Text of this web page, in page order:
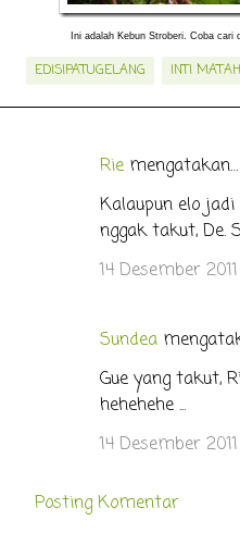
Ini adalah Kebun Stroberi. Coba
EDISIPATUGELANG INTI
Rie mengatakan…
Kalaupun elo
nggak takut, De.
14 Desember
Sundea
Gue yang takut,
hehehehe ...
14 Desember
Posting Komentar